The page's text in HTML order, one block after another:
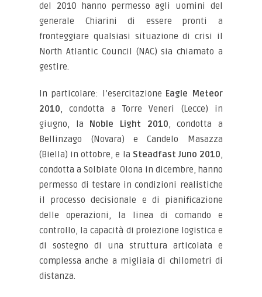
del 2010 hanno permesso agli uomini del
generale Chiarini di essere pronti a
fronteggiare qualsiasi situazione di crisi il
North Atlantic Council (NAC) sia chiamato a
gestire.
In particolare: l’esercitazione Eagle Meteor
2010, condotta a Torre Veneri (Lecce) in
giugno, la Noble Light 2010, condotta a
Bellinzago (Novara) e Candelo Masazza
(Biella) in ottobre, e la Steadfast Juno 2010,
condotta a Solbiate Olona in dicembre, hanno
permesso di testare in condizioni realistiche
il processo decisionale e di pianificazione
delle operazioni, la linea di comando e
controllo, la capacità di proiezione logistica e
di sostegno di una struttura articolata e
complessa anche a migliaia di chilometri di
distanza.